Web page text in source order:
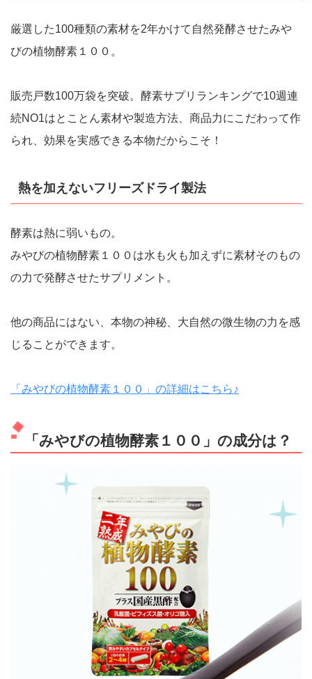
厳選した100種類の素材を2年かけて自然発酵させたみや
びの植物酵素１００。
販売戸数100万袋を突破。酵素サプリランキングで10週連
続NO1はとことん素材や製造方法、商品力にこだわって作
られ、効果を実感できる本物だからこそ！
熱を加えないフリーズドライ製法
酵素は熱に弱いもの。
みやびの植物酵素１００は水も火も加えずに素材そのもの
の力で発酵させたサプリメント。
他の商品にはない、本物の神秘、大自然の微生物の力を感
じることができます。
「みやびの植物酵素１００」の詳細はこちら♪
「みやびの植物酵素１００」の成分は？